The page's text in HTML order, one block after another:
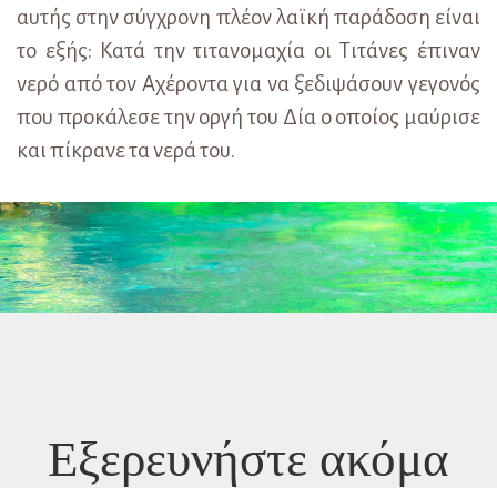
αυτής στην σύγχρονη πλέον λαϊκή παράδοση είναι
το εξής: Κατά την τιτανομαχία οι Τιτάνες έπιναν
νερό από τον Αχέροντα για να ξεδιψάσουν γεγονός
που προκάλεσε την οργή του Δία ο οποίος μαύρισε
και πίκρανε τα νερά του.
Εξερευνήστε ακόμα